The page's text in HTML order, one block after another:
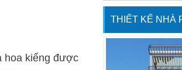
hoa kiểng được
THIẾT KẾ NHÀ